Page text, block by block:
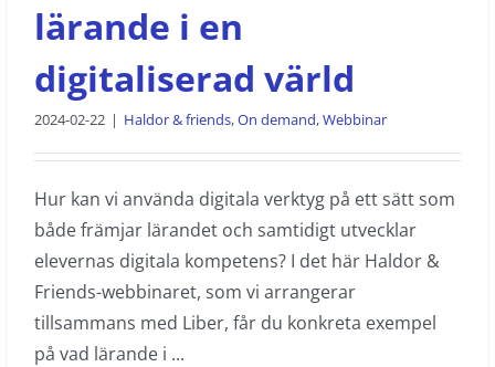
lärande i en
digitaliserad värld
2024-02-22 | Haldor & friends,On demand,Webbinar
Hur kan vi använda digitala verktyg på ett sätt som
både främjar lärandet och samtidigt utvecklar
elevernas digitala kompetens? I det här Haldor &
Friends-webbinaret, som vi arrangerar
tillsammans med Liber, får du konkreta exempel
på vad lärande i ...